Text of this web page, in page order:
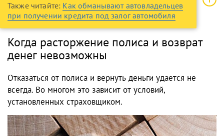
Также читайте: Как обманывают автовладельцев
при получении кредита под залог автомобиля
Когда расторжение полиса и возврат
денег невозможны
Отказаться от полиса и вернуть деньги удается не
всегда. Во многом это зависит от условий,
установленных страховщиком.